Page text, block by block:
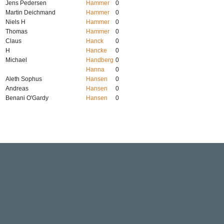
Jens Pedersen
Hammer
0
Martin Deichmand
Hammer
0
Niels H
Hammer
0
Thomas
Hammer
0
Claus
Hanck
0
H
Hancke
0
Michael
Handberg 0
Hanna
0
Aleth Sophus
Hansen
0
Andreas
Hansen
0
Benani O'Gardy
Hansen 0